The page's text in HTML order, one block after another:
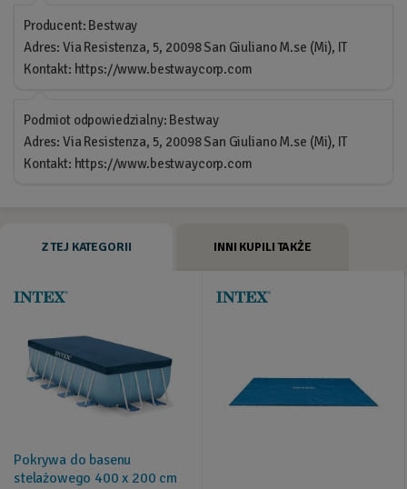
Producent: Bestway
Adres: Via Resistenza, 5, 20098 San Giuliano M.se (Mi), IT
Kontakt: https://www.bestwaycorp.com
Podmiot odpowiedzialny: Bestway
Adres: Via Resistenza, 5, 20098 San Giuliano M.se (Mi), IT
Kontakt: https://www.bestwaycorp.com
Z TEJ KATEGORII INNI KUPILI TAKŻE
Pokrywa do basenu
stelażowego 400 x 200 cm